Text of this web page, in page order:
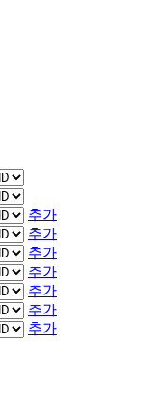
추가
추가
추가
추가
추가
추가
추가